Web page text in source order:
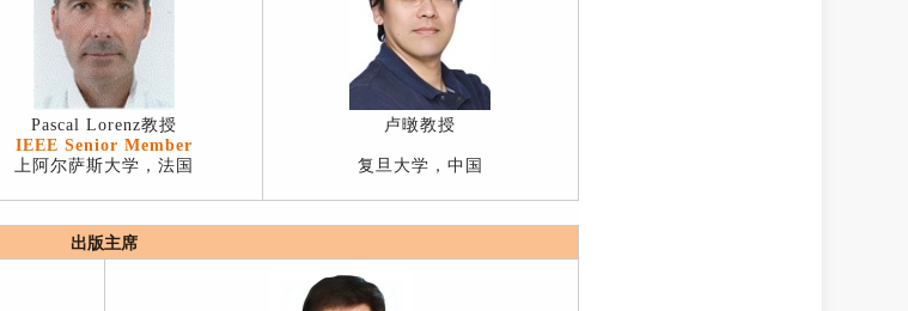
Pascal Lorenz教授
IEEE Senior Member
上阿尔萨斯大学，法国
卢暾教授
复旦大学，中国
出版主席